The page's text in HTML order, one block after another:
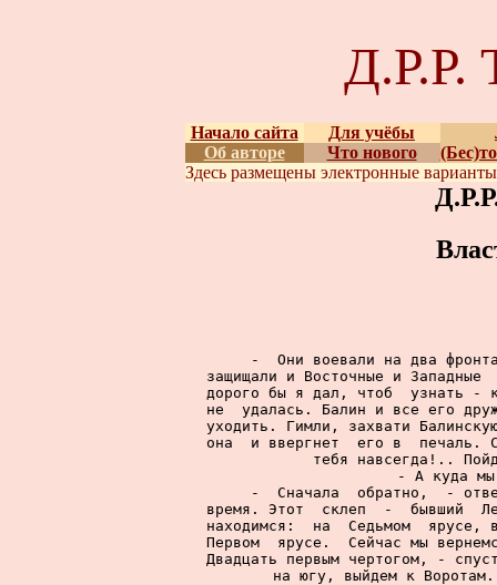
Начало сайта Для учёбы
Об авторе
Что нового
Здесь размещены электронные
-  Они воевали на два
защищали и Восточные и
дорого бы я дал, чтоб  узнать -
не  удалась. Балин и все его
уходить. Гимли, захвати
она  и ввергнет  его в  печаль.
тебя навсегда!..
- А куда
-  Сначала  обратно,  -
время. Этот  склеп  -  бывший
находимся:  на  Седьмом  ярусе,
Первом  ярусе.  Сейчас мы
Двадцать первым чертогом, -
на югу, выйдем к